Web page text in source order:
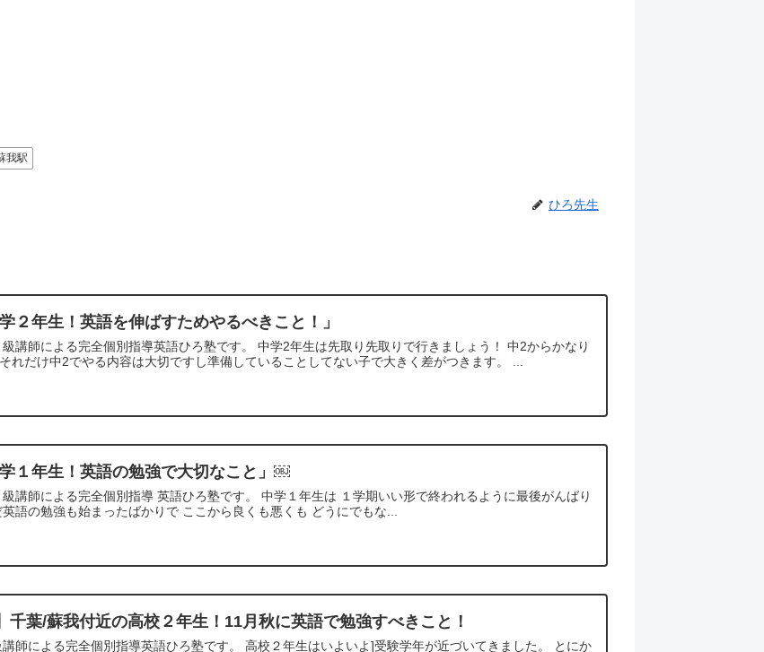
我駅
ひろ先生
２年生！英語を伸ばすためやるべきこと！」
講師による完全個別指導英語ひろ塾です。 中学2年生は先取り先取りで行きましょう！ 中2からかなり
れだけ中2でやる内容は大切ですし準備していることしてない子で大きく差がつきます。 ...
学１年生！英語の勉強で大切なこと」￼
講師による完全個別指導 英語ひろ塾です。 中学１年生は １学期いい形で終われるように最後がんばり
語の勉強も始まったばかりで ここから良くも悪くも どうにでもな...
千葉/蘇我付近の高校２年生！11月秋に英語で勉強すべきこと！
師による完全個別指導英語ひろ塾です。 高校２年生はいよいよ]受験学年が近づいてきました。 とにか